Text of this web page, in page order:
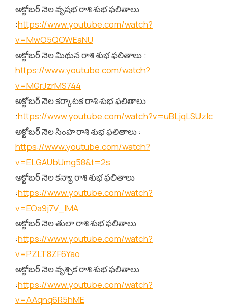
అక్టోబర్ నెల వృషభ రాశి శుభ ఫలితాలు
:https://www.youtube.com/watch?
v=MwO5QOWEaNU
అక్టోబర్ నెల మిథున రాశి శుభ ఫలితాలు :
https://www.youtube.com/watch?
v=MGrJzrMS744
అక్టోబర్ నెల కర్కాటక రాశి శుభ ఫలితాలు
:https://www.youtube.com/watch?v=uBLjqLSUzIc
అక్టోబర్ నెల సింహ రాశి శుభ ఫలితాలు :
https://www.youtube.com/watch?
v=ELGAUbUmg58&t=2s
అక్టోబర్ నెల కన్యా రాశి శుభ ఫలితాలు
:https://www.youtube.com/watch?
v=EOa9j7V_lMA
అక్టోబర్ నెల తులా రాశి శుభ ఫలితాలు
:https://www.youtube.com/watch?
v=PZLT8ZF6Yao
అక్టోబర్ నెల వృశ్చిక రాశి శుభ ఫలితాలు
:https://www.youtube.com/watch?
v=AAqnq6R5hME